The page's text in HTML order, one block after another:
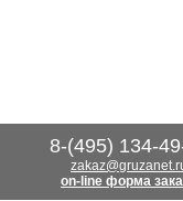
8-(495) 134-
on-line форма